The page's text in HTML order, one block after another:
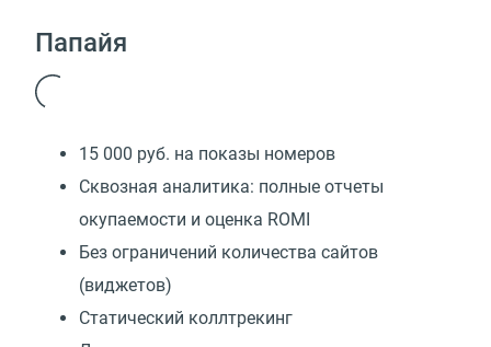
Папайя
15 000 руб. на показы номеров
Сквозная аналитика: полные отчеты
окупаемости и оценка ROMI
Без ограничений количества сайтов
(виджетов)
Статический коллтрекинг